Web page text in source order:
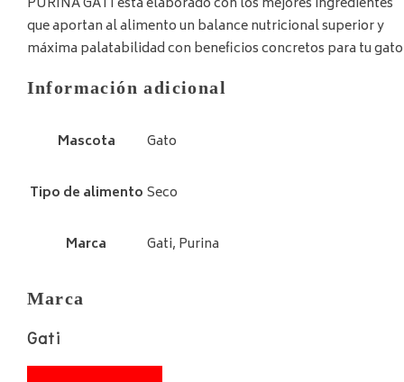
que aportan al alimento un balance nutricional superior y
máxima palatabilidad con beneficios concretos para tu
Información adicional
Mascota Gato
Tipo de alimento Seco
Marca Gati, Purina
Marca
Gati